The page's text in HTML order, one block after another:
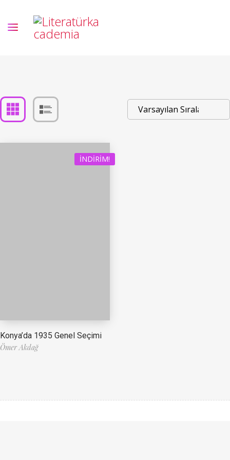
İNDIRIM!
Konya’da 1935 Genel Seçimi
Ömer Akdağ